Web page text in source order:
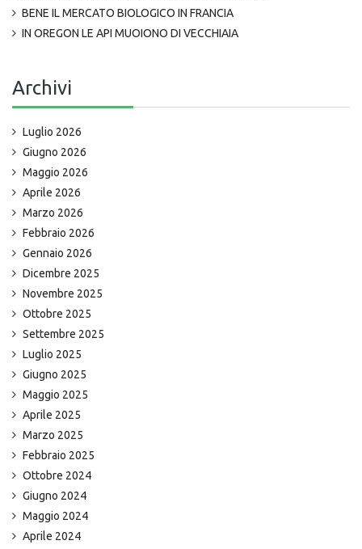
BENE IL MERCATO BIOLOGICO IN FRANCIA
IN OREGON LE API MUOIONO DI VECCHIAIA
Archivi
Luglio 2026
Giugno 2026
Maggio 2026
Aprile 2026
Marzo 2026
Febbraio 2026
Gennaio 2026
Dicembre 2025
Novembre 2025
Ottobre 2025
Settembre 2025
Luglio 2025
Giugno 2025
Maggio 2025
Aprile 2025
Marzo 2025
Febbraio 2025
Ottobre 2024
Giugno 2024
Maggio 2024
Aprile 2024